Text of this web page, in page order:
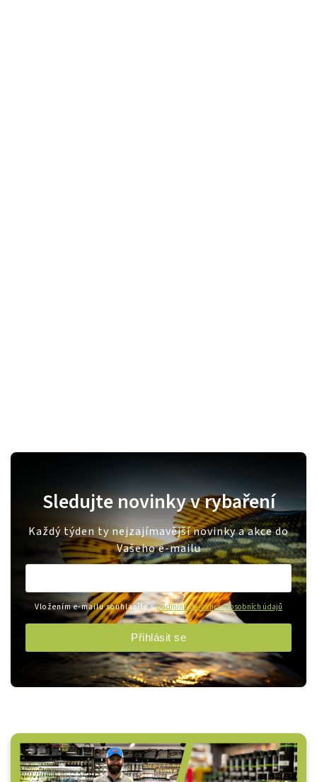
Sledujte novinky v rybaření
Každý týden ty nejzajímavější novinky a akce do
Vašeho e-mailu
Vložením e-mailu souhlasíte spodmínkami ochrany osobních údajů
Přihlásit se